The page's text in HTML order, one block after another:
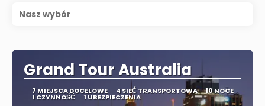
Nasz wybór
Grand Tour Australia
7 MIEJSCA DOCELOWE 4 SIEĆ TRANSPORTOWA 10 NOCE
1 CZYNNOŚĆ 1 UBEZPIECZENIA